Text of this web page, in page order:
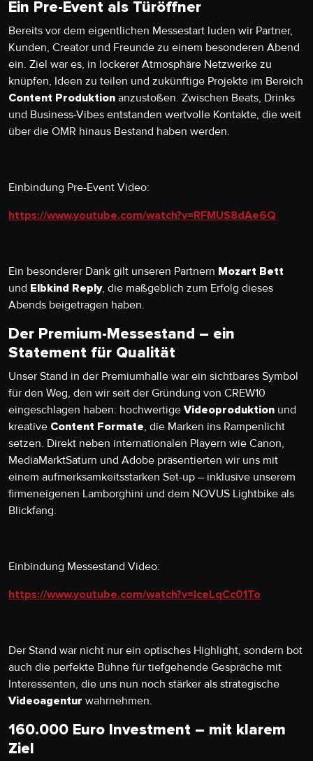
Ein Pre-Event als Türöffner
Bereits vor dem eigentlichen Messestart luden wir Partner,
Kunden, Creator und Freunde zu einem besonderen Abend
ein. Ziel war es, in lockerer Atmosphäre Netzwerke zu
knüpfen, Ideen zu teilen und zukünftige Projekte im Bereich
Content Produktion anzustoßen. Zwischen Beats, Drinks
und Business-Vibes entstanden wertvolle Kontakte, die weit
über die OMR hinaus Bestand haben werden.
Einbindung Pre-Event Video:
https://www.youtube.com/watch?v=RFMUS8dAe6Q
Ein besonderer Dank gilt unseren Partnern Mozart Bett
und Elbkind Reply, die maßgeblich zum Erfolg dieses
Abends beigetragen haben.
Der Premium-Messestand – ein
Statement für Qualität
Unser Stand in der Premiumhalle war ein sichtbares Symbol
für den Weg, den wir seit der Gründung von CREW10
eingeschlagen haben: hochwertige Videoproduktion und
kreative Content Formate, die Marken ins Rampenlicht
setzen. Direkt neben internationalen Playern wie Canon,
MediaMarktSaturn und Adobe präsentierten wir uns mit
einem aufmerksamkeitsstarken Set-up – inklusive unserem
firmeneigenen Lamborghini und dem NOVUS Lightbike als
Blickfang.
Einbindung Messestand Video:
https://www.youtube.com/watch?v=lceLqCc01To
Der Stand war nicht nur ein optisches Highlight, sondern bot
auch die perfekte Bühne für tiefgehende Gespräche mit
Interessenten, die uns nun noch stärker als strategische
Videoagentur wahrnehmen.
160.000 Euro Investment – mit klarem
Ziel